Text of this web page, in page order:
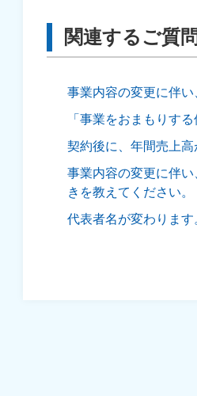
関連するご質問
事業内容の変更に伴
「事業をおまもりす
契約後に、年間売上
事業内容の変更に伴
きを教えてください。
代表者名が変わります